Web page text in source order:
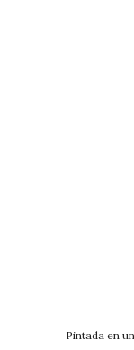
Pintada en